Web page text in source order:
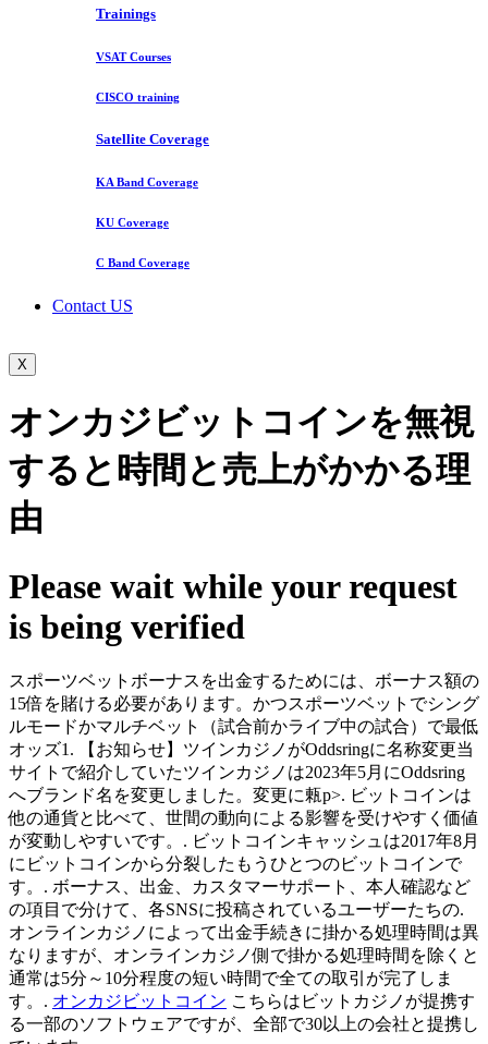
Trainings
VSAT Courses
CISCO training
Satellite Coverage
KA Band Coverage
KU Coverage
C Band Coverage
Contact US
X
オンカジビットコインを無視
すると時間と売上がかかる理
由
Please wait while your request
is being verified
スポーツベットボーナスを出金するためには、ボーナス額の
15倍を賭ける必要があります。かつスポーツベットでシング
ルモードかマルチベット（試合前かライブ中の試合）で最低
オッズ1. 【お知らせ】ツインカジノがOddsringに名称変更当
サイトで紹介していたツインカジノは2023年5月にOddsring
へブランド名を変更しました。変更に㼯p>. ビットコインは
他の通貨と比べて、世間の動向による影響を受けやすく価値
が変動しやすいです。. ビットコインキャッシュは2017年8月
にビットコインから分裂したもうひとつのビットコインで
す。. ボーナス、出金、カスタマーサポート、本人確認など
の項目で分けて、各SNSに投稿されているユーザーたちの.
オンラインカジノによって出金手続きに掛かる処理時間は異
なりますが、オンラインカジノ側で掛かる処理時間を除くと
通常は5分～10分程度の短い時間で全ての取引が完了しま
す。. オンカジビットコイン こちらはビットカジノが提携す
る一部のソフトウェアですが、全部で30以上の会社と提携し